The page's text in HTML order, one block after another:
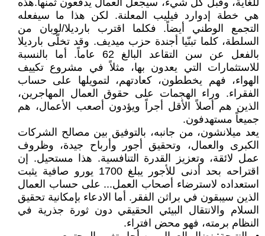
للغاية، وقبل كل شيء، سيجعل العمال يدفعون ثمنها.هذه
هي خطة إدوارد فيليب المعلنة. لكن هذا ما سيفعله
التجمع الوطني أيضاً. فكلما اقترب بارديلا/لوبان من
السلطة، كلما تبنّيا أجندة حزب ميديف. وقد تخلّى بارديلا
بالفعل عن سن التقاعد البالغ 62 عاماً. أما بالنسبة
للاستثمارات التي يعدون بها، مثلاً في مشروع تكييف
الهواء، فهم يخططون، كعادتهم، لتمويلها على حساب
الفقراء. وراء الهجمات على حقوق العمال المهاجرين،
الذين هم أصلاً الأقل أجراً ويؤدون أصعب الأعمال، هم
جميعاً مستهدفون.
يعد ميلانشون، من جانبه، بالتوفيق بين مصالح الشركات
الكبرى والعمال، وتحقيق أجور وأرباح جيدة، وظروف
عمل لائقة، وتعزيز القدرة التنافسية. هذا مستحيل. إن
اقتراحه بحد أدنى للأجور يبلغ 1700 يورو صافية يثبت
استعداده لاسترضاء أصحاب العمل... على حساب العمال
الذين سيبقون في براثن الفقر. أما الادعاء بإمكانية تحقيق
السلام والانتقال البيئي الحقيقي دون ثورة جذرية في
النظام برمته، فهو محض افتراء.